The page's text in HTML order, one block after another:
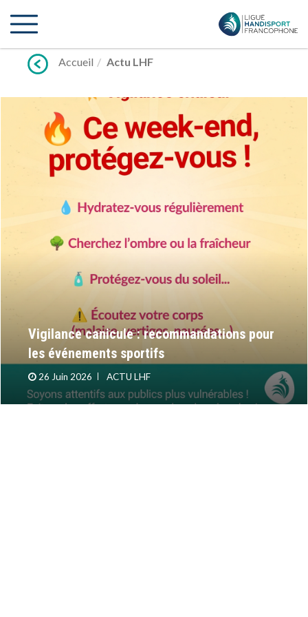
vers
Accueil
Actu LHF
Vigilance canicule : recommandations pour
les événements sportifs
26 Juin 2026 ACTU LHF